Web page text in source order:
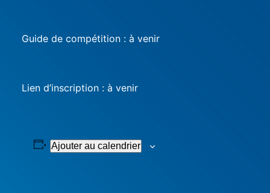
Guide de compétition : à venir
Lien d’inscription : à venir
Ajouter au calendrier